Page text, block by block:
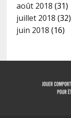
août 2018 (31)
juillet 2018 (32)
juin 2018 (16)